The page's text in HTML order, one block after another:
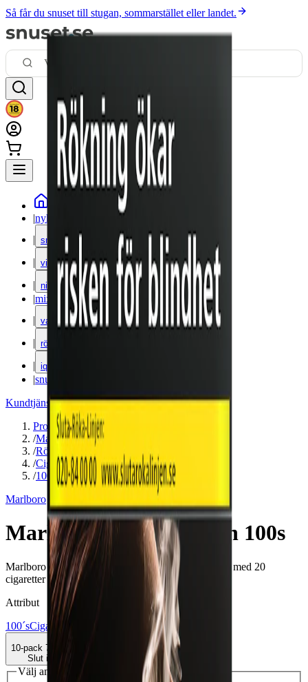
Så får du snuset till stugan, sommarstället eller landet.
|nyheter
| snus
| vitt snus
| nikotinfritt
|mixpack
| vape
| rökning
| iqos
|snuskuriren
Kundtjänst|Varumärken
Produkter
/Marlboro
/Rökning
/Cigaretter
/100´s
Marlboro
Marlboro Crafted Green 100s
Marlboro Crafted Green 100s. Levereras i hårdpack med 20
cigaretter per förpackning.
Attribut
100´sCigaretter
10-pack 740 kr
Slut i lager
Välj antal dosor